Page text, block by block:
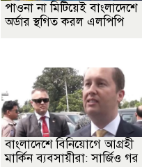
পাওনা না মিটিয়েই বাংলাদেশে
অর্ডার স্থগিত করল এলপিপি
বাংলাদেশে বিনিয়োগে আগ্রহী
মার্কিন ব্যবসায়ীরা: সার্জিও গর